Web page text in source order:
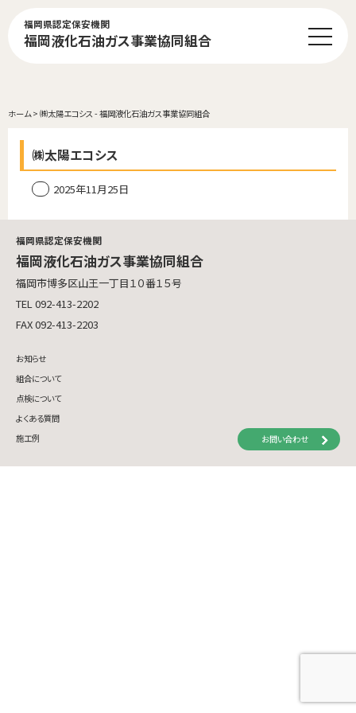
福岡県認定保安機関
福岡液化石油ガス事業協同組合
ホーム > ㈱太陽エコシス - 福岡液化石油ガス事業協同組合
㈱太陽エコシス
2025年11月25日
福岡県認定保安機関
福岡液化石油ガス事業協同組合
福岡市博多区山王一丁目１０番１５号
TEL 092-413-2202
FAX 092-413-2203
お知らせ
組合について
点検について
よくある質問
施工例
お問い合わせ